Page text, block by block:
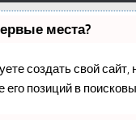
места?
создать свой
позиций в